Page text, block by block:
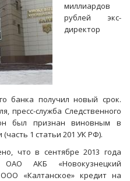
миллиардов
рублей экс-
директор
банка получил новый срок.
пресс-служба Следственного
был признан виновным в
1 статьи 201 УК РФ).
что в сентябре 2013 года
ОАО АКБ «Новокузнецкий
«Калтанское» кредит на